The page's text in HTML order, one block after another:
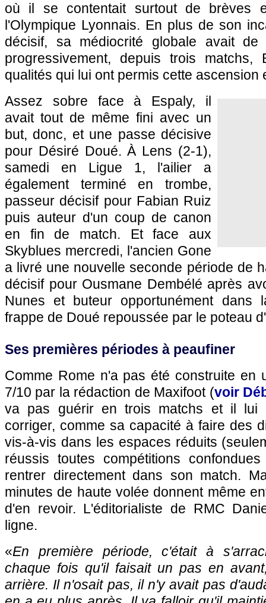
où il se contentait surtout de brèves
l'Olympique Lyonnais. En plus de son
décisif, sa médiocrité globale avait de
progressivement, depuis trois matchs,
qualités qui lui ont permis cette ascension
Assez sobre face à Espaly, il
avait tout de même fini avec un
but, donc, et une passe décisive
pour Désiré Doué. À Lens (2-1),
samedi en Ligue 1, l'ailier a
également terminé en trombe,
passeur décisif pour Fabian Ruiz
puis auteur d'un coup de canon
en fin de match. Et face aux
Skyblues mercredi, l'ancien Gone
a livré une nouvelle seconde période de
décisif pour Ousmane Dembélé après
Nunes et buteur opportunément dans
frappe de Doué repoussée par le poteau
Ses premières périodes à peaufiner
Comme Rome n'a pas été construite en
7/10 par la rédaction de Maxifoot (voir
va pas guérir en trois matchs et il lui
corriger, comme sa capacité à faire des
vis-à-vis dans les espaces réduits
réussis toutes compétitions
rentrer directement dans son match.
minutes de haute volée donnent même
d'en revoir. L'éditorialiste de RMC
ligne.
«En première période, c'était à
chaque fois qu'il faisait un pas en
arrière. Il n'osait pas, il n'y avait pas